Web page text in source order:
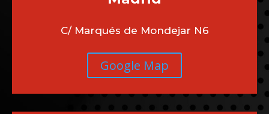
C/ Marqués de Mondejar N6
Google Map